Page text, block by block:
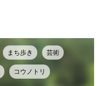
まち歩き 芸術
コウノトリ